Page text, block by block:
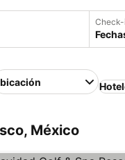
México